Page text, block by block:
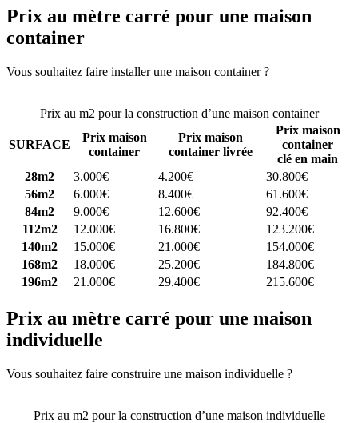
Prix au mètre carré pour une maison
container
Vous souhaitez faire installer une maison container ?
Prix au m2 pour la construction d’une maison container
SURFACE
Prix maison
container
Prix maison
container livrée
Prix maison
container
clé en main
28m2
3.000€ 4.200€
30.800€
56m2
6.000€ 8.400€
61.600€
84m2
9.000€ 12.600€
92.400€
112m2
12.000€ 16.800€
123.200€
140m2
15.000€ 21.000€
154.000€
168m2
18.000€ 25.200€
184.800€
196m2
21.000€ 29.400€ 215.600€
Prix au mètre carré pour une maison
individuelle
Vous souhaitez faire construire une maison individuelle ?
Prix au m2 pour la construction d’une maison individuelle